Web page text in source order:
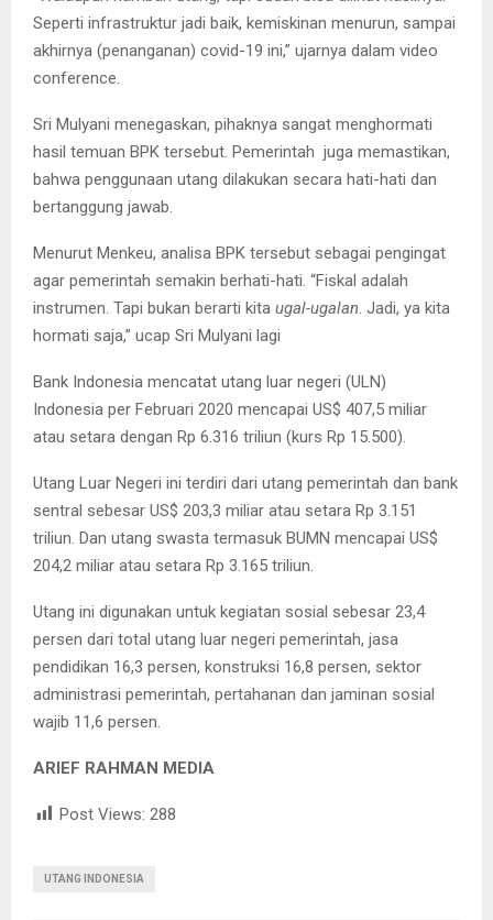
Seperti infrastruktur jadi baik, kemiskinan menurun, sampai
akhirnya (penanganan) covid-19 ini,” ujarnya dalam video
conference.
Sri Mulyani menegaskan, pihaknya sangat menghormati
hasil temuan BPK tersebut. Pemerintah juga memastikan,
bahwa penggunaan utang dilakukan secara hati-hati dan
bertanggung jawab.
Menurut Menkeu, analisa BPK tersebut sebagai pengingat
agar pemerintah semakin berhati-hati. “Fiskal adalah
instrumen. Tapi bukan berarti kita ugal-ugalan. Jadi, ya kita
hormati saja,” ucap Sri Mulyani lagi
Bank Indonesia mencatat utang luar negeri (ULN)
Indonesia per Februari 2020 mencapai US$ 407,5 miliar
atau setara dengan Rp 6.316 triliun (kurs Rp 15.500).
Utang Luar Negeri ini terdiri dari utang pemerintah dan bank
sentral sebesar US$ 203,3 miliar atau setara Rp 3.151
triliun. Dan utang swasta termasuk BUMN mencapai US$
204,2 miliar atau setara Rp 3.165 triliun.
Utang ini digunakan untuk kegiatan sosial sebesar 23,4
persen dari total utang luar negeri pemerintah, jasa
pendidikan 16,3 persen, konstruksi 16,8 persen, sektor
administrasi pemerintah, pertahanan dan jaminan sosial
wajib 11,6 persen.
ARIEF RAHMAN MEDIA
Post Views: 288
UTANG INDONESIA